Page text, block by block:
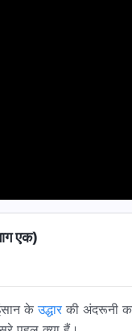
एक)
केउद्धार की अंदरूनी